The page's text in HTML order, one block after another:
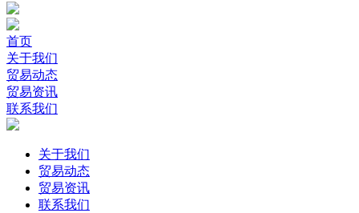
首页
关于我们
贸易动态
贸易资讯
联系我们
关于我们
贸易动态
贸易资讯
联系我们